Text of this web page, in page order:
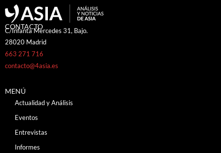
CONTACTO
C/Infanta Mercedes 31, Bajo.
28020 Madrid
663 271 716
contacto@4asia.es
MENÚ
Actualidad y Análisis
Eventos
Entrevistas
Informes